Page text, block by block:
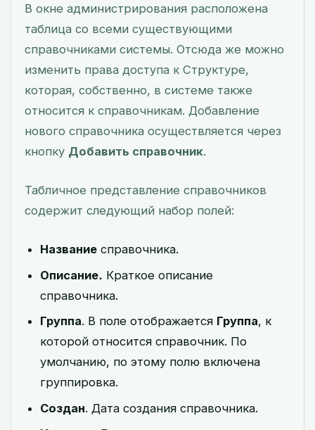
В окне администрирования расположена
таблица со всеми существующими
справочниками системы. Отсюда же можно
изменить права доступа к Структуре,
которая, собственно, в системе также
относится к справочникам. Добавление
нового справочника осуществляется через
кнопку Добавить справочник.
Табличное представление справочников
содержит следующий набор полей:
Название cправочника.
Описание. Краткое описание
справочника.
Группа. В поле отображается Группа, к
которой относится справочник. По
умолчанию, по этому полю включена
группировка.
Создан. Дата создания справочника.